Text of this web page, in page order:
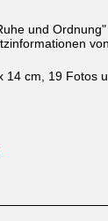
und Ordnung"
von
14 cm, 19 Fotos